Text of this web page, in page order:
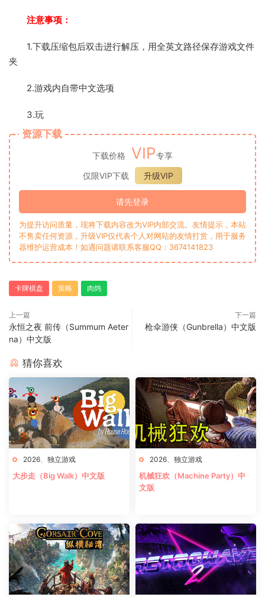
注意事项：
1.下载压缩包后双击进行解压，用全英文路径保存游戏文件
夹
2.游戏内自带中文选项
3.玩
资源下载
下载价格 VIP专享
仅限VIP下载
升级VIP
请先登录
为提升访问质量，现将下载内容改为VIP内部交流。友情提示，本站
不售卖任何资源，升级VIP仅代表个人对网站的友情打赏，用于服务
器维护运营成本！如遇问题请联系客服QQ：3674141823
卡牌棋盘 策略 肉鸽
上一篇
永恒之夜 前传（Summum Aeter
na）中文版
下一篇
枪伞游侠（Gunbrella）中文版
猜你喜欢
2026 独立游戏
大步走（Big Walk）中文版
2026 独立游戏
机械狂欢（Machine Party）中
文版